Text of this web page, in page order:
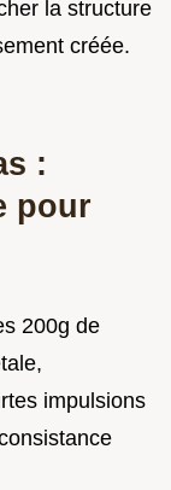
la structure
créée.
:
pour
200g de
impulsions